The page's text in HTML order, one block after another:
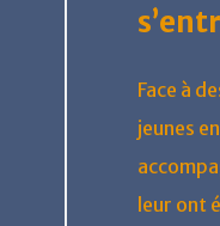
Face à
jeunes
leur ont